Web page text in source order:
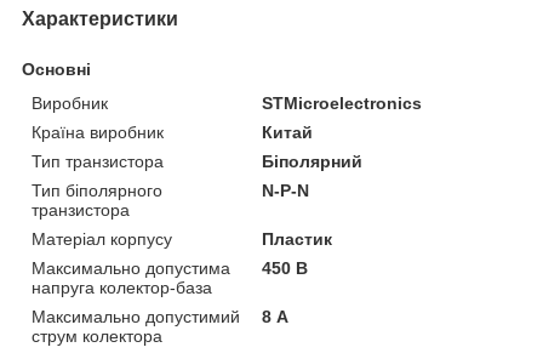
Характеристики
Основні
Виробник
STMicroelectronics
Країна виробник
Китай
Тип транзистора
Біполярний
Тип біполярного
транзистора
N-P-N
Матеріал корпусу
Пластик
Максимально допустима
напруга колектор-база
450 В
Максимально допустимий
струм колектора
8 А